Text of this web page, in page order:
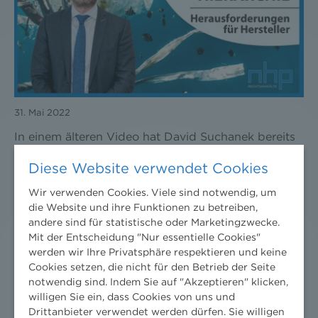
31. Mai 2022
In einem älteren Video hat David Suchanek bereits
Europäischen Union und dessen Umsetzung in
Österreich berichtet. Auch in dieser Ausgabe von
„3 Minuten Umweltrecht“ greift er diese Thematik
auf und spricht insbesondere über die
Herausforderungen für Hersteller, zur
Abfallvermeidung beizutragen.
Diese Website verwendet Cookies
Wir verwenden Cookies. Viele sind notwendig, um
die Website und ihre Funktionen zu betreiben,
andere sind für statistische oder Marketingzwecke.
Mit der Entscheidung "Nur essentielle Cookies"
werden wir Ihre Privatsphäre respektieren und keine
Cookies setzen, die nicht für den Betrieb der Seite
notwendig sind. Indem Sie auf "Akzeptieren" klicken,
willigen Sie ein, dass Cookies von uns und
Drittanbieter verwendet werden dürfen. Sie willigen